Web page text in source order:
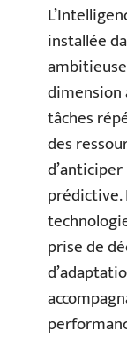
installée
dimension
tâches
des
d’anticiper
prédictive.
prise de